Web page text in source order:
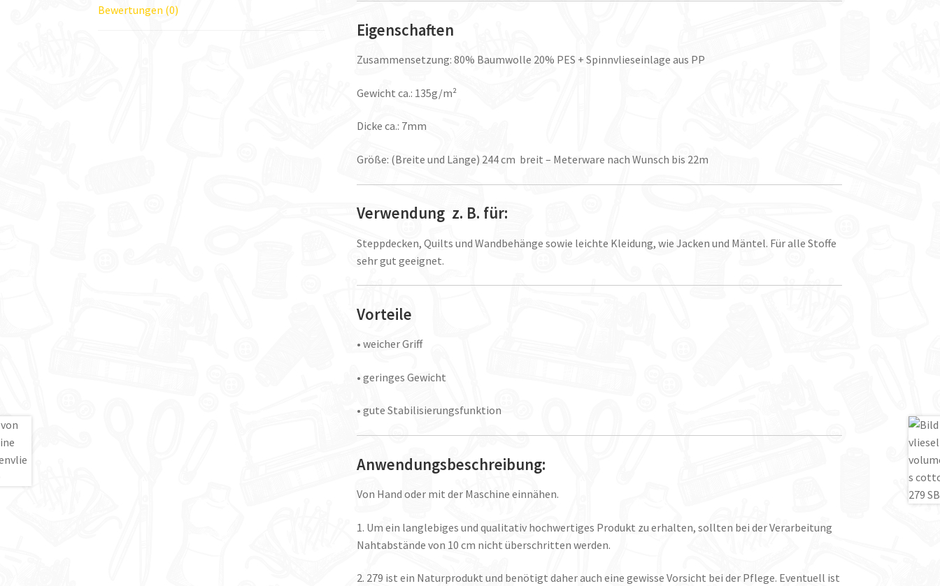
Bewertungen (0)
Eigenschaften
Zusammensetzung: 80% Baumwolle 20% PES + Spinnvlieseinlage aus PP
Gewicht ca.: 135g/m²
Dicke ca.: 7mm
Größe: (Breite und Länge) 244 cm breit – Meterware nach Wunsch bis 22m
Verwendung z. B. für:
Steppdecken, Quilts und Wandbehänge sowie leichte Kleidung, wie Jacken und Mäntel. Für alle Stoffe
sehr gut geeignet.
Vorteile
• weicher Griff
• geringes Gewicht
• gute Stabilisierungsfunktion
Anwendungsbeschreibung:
Von Hand oder mit der Maschine einnähen.
1. Um ein langlebiges und qualitativ hochwertiges Produkt zu erhalten, sollten bei der Verarbeitung
Nahtabstände von 10 cm nicht überschritten werden.
2. 279 ist ein Naturprodukt und benötigt daher auch eine gewisse Vorsicht bei der Pflege. Eventuell ist